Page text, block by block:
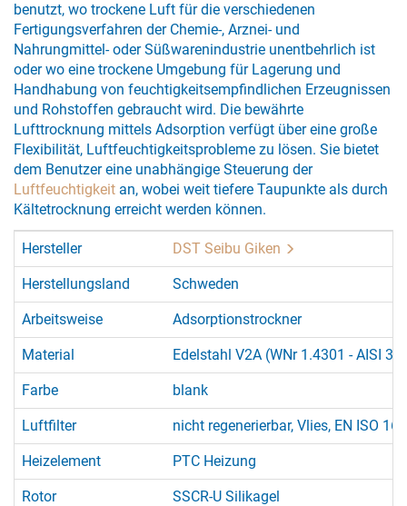
benutzt, wo trockene Luft für die verschiedenen
Fertigungsverfahren der Chemie-, Arznei- und
Nahrungmittel- oder Süßwarenindustrie unentbehrlich ist
oder wo eine trockene Umgebung für Lagerung und
Handhabung von feuchtigkeitsempfindlichen Erzeugnissen
und Rohstoffen gebraucht wird. Die bewährte
Lufttrocknung mittels Adsorption verfügt über eine große
Flexibilität, Luftfeuchtigkeitsprobleme zu lösen. Sie bietet
dem Benutzer eine unabhängige Steuerung der
Luftfeuchtigkeit an, wobei weit tiefere Taupunkte als durch
Kältetrocknung erreicht werden können.
Hersteller DST Seibu Giken
Herstellungsland Schweden
Arbeitsweise Adsorptionstrockner
Material Edelstahl V2A (WNr 1.4301 - AISI
Farbe blank
Luftfilter nicht regenerierbar, Vlies, EN ISO
Heizelement PTC Heizung
Rotor SSCR-U Silikagel